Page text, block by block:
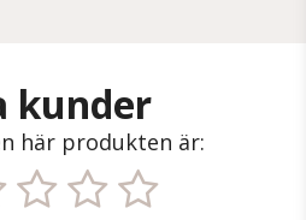
kunder
här produkten är: